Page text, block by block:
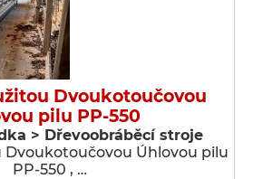
Dvoukotoučovou
pilu PP-550
> Dřevoobráběcí stroje
Úhlovou pilu
PP-550 , …